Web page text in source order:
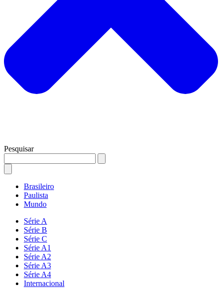
Pesquisar
Brasileiro
Paulista
Mundo
Série A
Série B
Série C
Série A1
Série A2
Série A3
Série A4
Internacional